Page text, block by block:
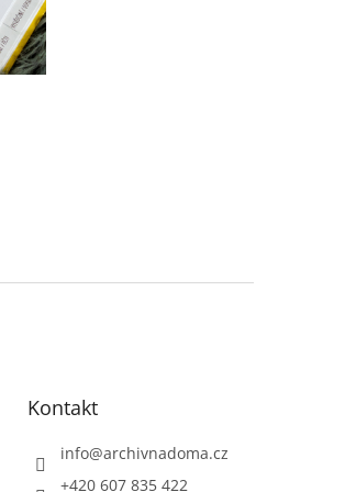
Kontakt
info@archivnadoma.cz
+420 607 835 422